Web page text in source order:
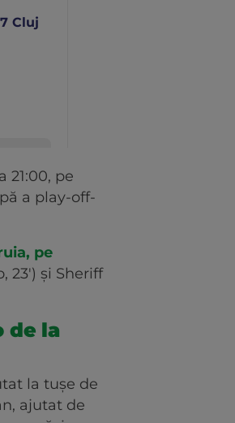
21:00, pe
a play-off-
pe
23') și Sheriff
de la
la tușe de
ajutat de